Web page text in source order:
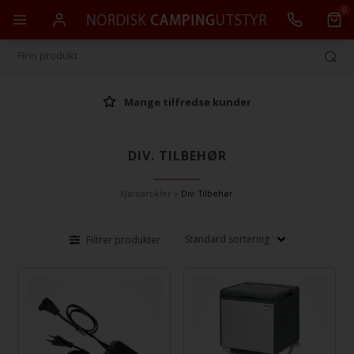
0
Mange tilfredse kunder
DIV. TILBEHØR
Kjøleartikler Div. Tilbehør
Filtrer produkter